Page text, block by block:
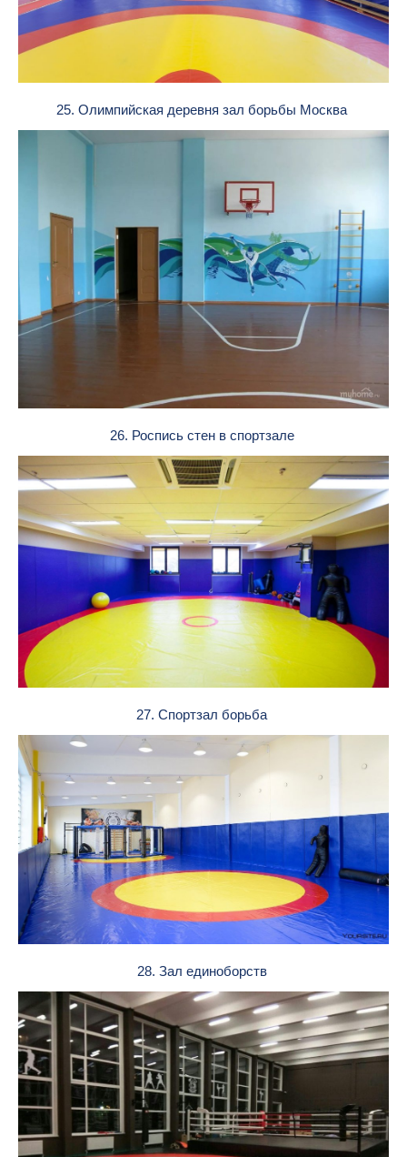
25. Олимпийская деревня зал борьбы Москва
26. Роспись стен в спортзале
27. Спортзал борьба
28. Зал единоборств